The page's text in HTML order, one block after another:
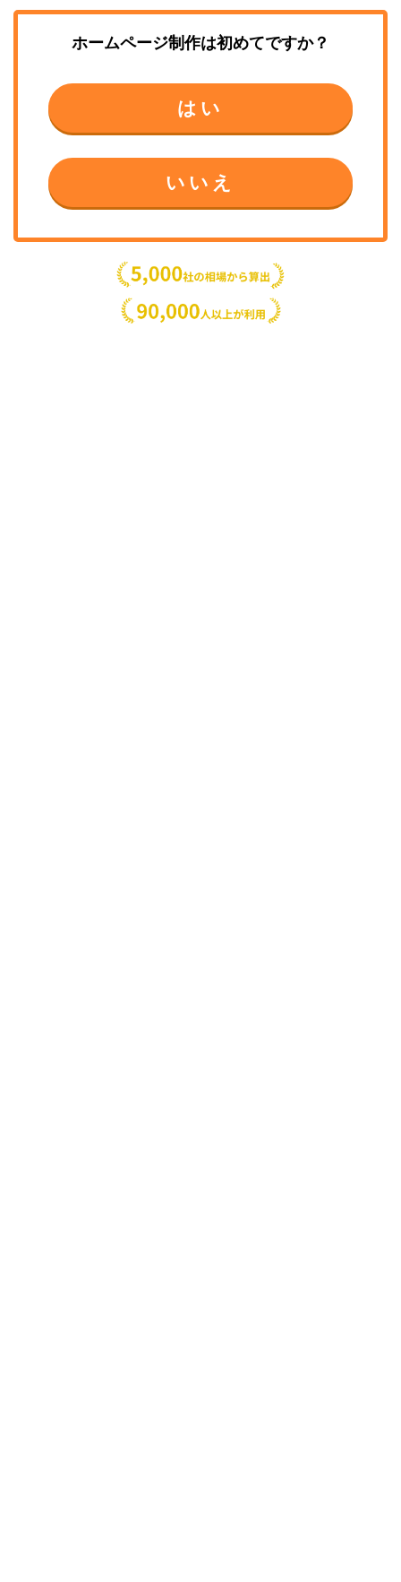
ホームページ制作は初めてですか？
はい
いいえ